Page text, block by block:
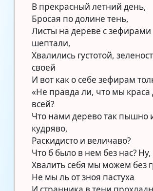
В прекрасный летний день,
Бросая по долине тень,
Листы на дереве с зефирами
шептали,
Хвалились густотой,
своей
И вот как о себе зефирам
«Не правда ли, что мы
всей?
Что нами дерево так пышно
кудряво,
Раскидисто и величаво?
Что б было в нем без нас?
Хвалить себя мы можем без
Не мы ль от зноя пастуха